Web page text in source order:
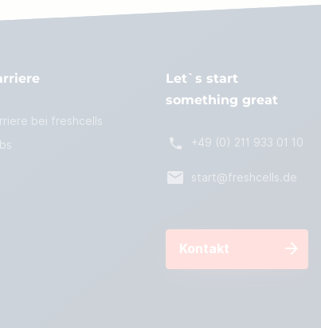
bei freshcells
Let`s start
something great
+49 (0) 211 933 01 10
start@freshcells.de
Kontakt